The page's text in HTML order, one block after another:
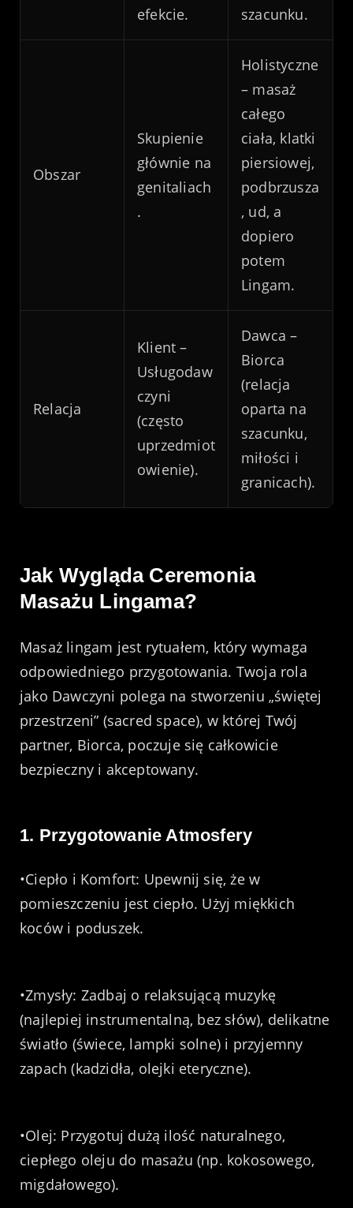
efekcie.
szacunku.
Obszar
Skupienie
głównie na
genitaliach
.
Holistyczne
– masaż
całego
ciała, klatki
piersiowej,
podbrzusza
, ud, a
dopiero
potem
Lingam.
Relacja
Klient –
Usługodaw
czyni
(często
uprzedmiot
owienie).
Dawca –
Biorca
(relacja
oparta na
szacunku,
miłości i
granicach).
Jak Wygląda Ceremonia
Masażu Lingama?
Masaż lingam jest rytuałem, który wymaga
odpowiedniego przygotowania. Twoja rola
jako Dawczyni polega na stworzeniu „świętej
przestrzeni” (sacred space), w której Twój
partner, Biorca, poczuje się całkowicie
bezpieczny i akceptowany.
1. Przygotowanie Atmosfery
•Ciepło i Komfort: Upewnij się, że w
pomieszczeniu jest ciepło. Użyj miękkich
koców i poduszek.
•Zmysły: Zadbaj o relaksującą muzykę
(najlepiej instrumentalną, bez słów), delikatne
światło (świece, lampki solne) i przyjemny
zapach (kadzidła, olejki eteryczne).
•Olej: Przygotuj dużą ilość naturalnego,
ciepłego oleju do masażu (np. kokosowego,
migdałowego).